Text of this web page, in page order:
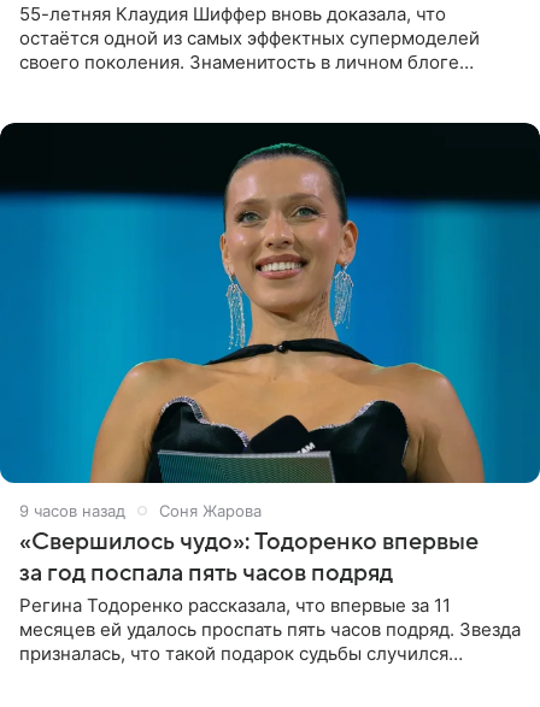
55-летняя Клаудия Шиффер вновь доказала, что
остаётся одной из самых эффектных супермоделей
своего поколения. Знаменитость в личном блоге
9 часов назад Соня Жарова
«Свершилось чудо»: Тодоренко впервые
за год поспала пять часов подряд
Регина Тодоренко рассказала, что впервые за 11
месяцев ей удалось проспать пять часов подряд. Звезда
призналась, что такой подарок судьбы случился